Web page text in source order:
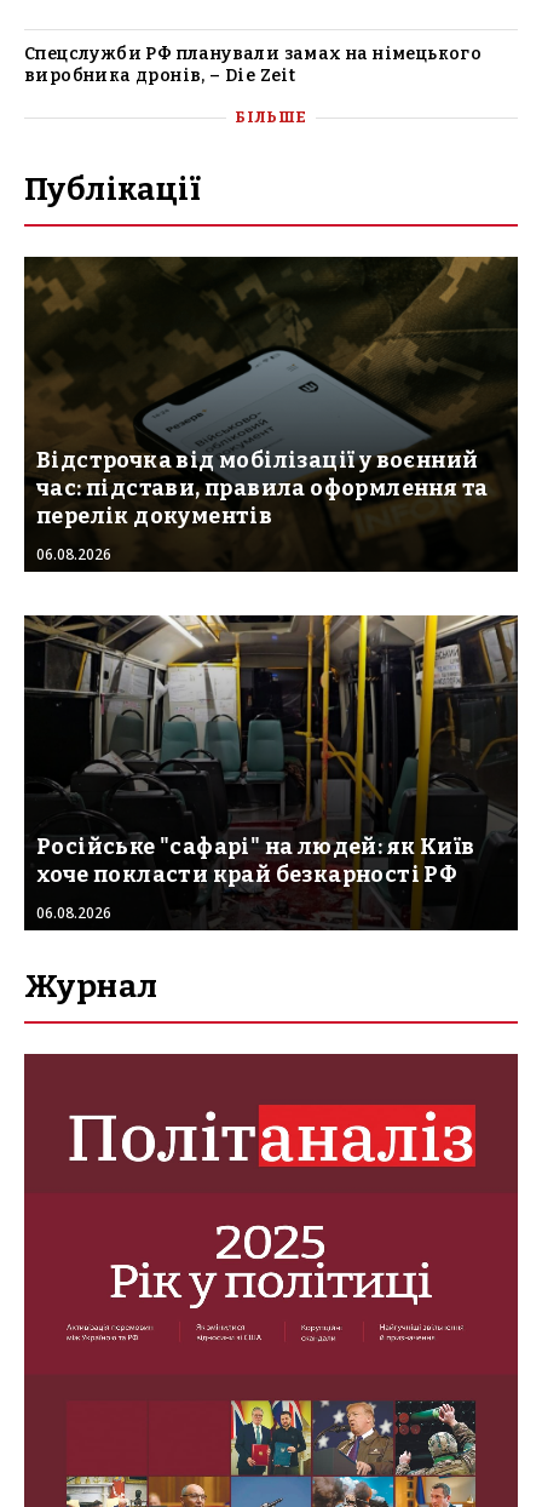
Спецслужби РФ планували замах на німецького
виробника дронів, – Die Zeit
БІЛЬШЕ
Публікації
Відстрочка від мобілізації у воєнний
час: підстави, правила оформлення та
перелік документів
06.08.2026
Російське "сафарі" на людей: як Київ
хоче покласти край безкарності РФ
06.08.2026
Журнал